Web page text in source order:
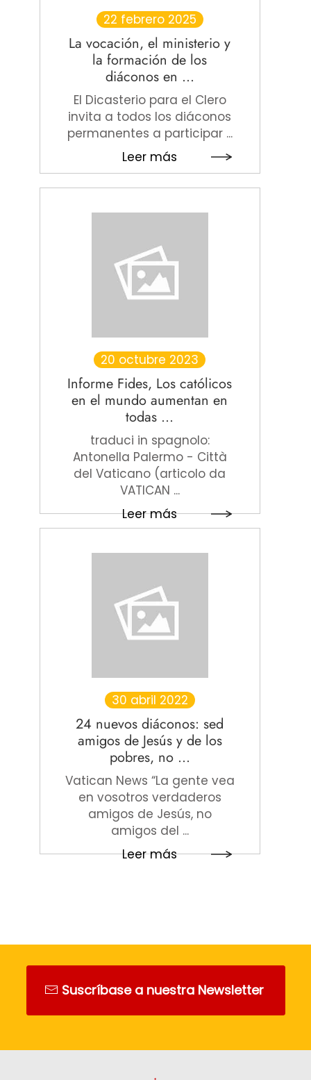
22 febrero 2025
La vocación, el ministerio y
la formación de los
diáconos en ...
El Dicasterio para el Clero
invita a todos los diáconos
permanentes a participar ...
Leer más
20 octubre 2023
Informe Fides, Los católicos
en el mundo aumentan en
todas ...
traduci in spagnolo:
Antonella Palermo - Città
del Vaticano (articolo da
VATICAN ...
Leer más
30 abril 2022
24 nuevos diáconos: sed
amigos de Jesús y de los
pobres, no ...
Vatican News “La gente vea
en vosotros verdaderos
amigos de Jesús, no
amigos del ...
Leer más
Suscríbase a nuestra Newsletter